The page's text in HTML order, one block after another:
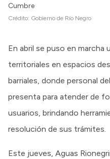
Cumbre
Crédito: Gobierno de Río Negro
En abril se puso en marcha
territoriales en espacios
barriales, donde personal
presenta para atender de
usuarios, brindando
resolución de sus trámites.
Este jueves, Aguas